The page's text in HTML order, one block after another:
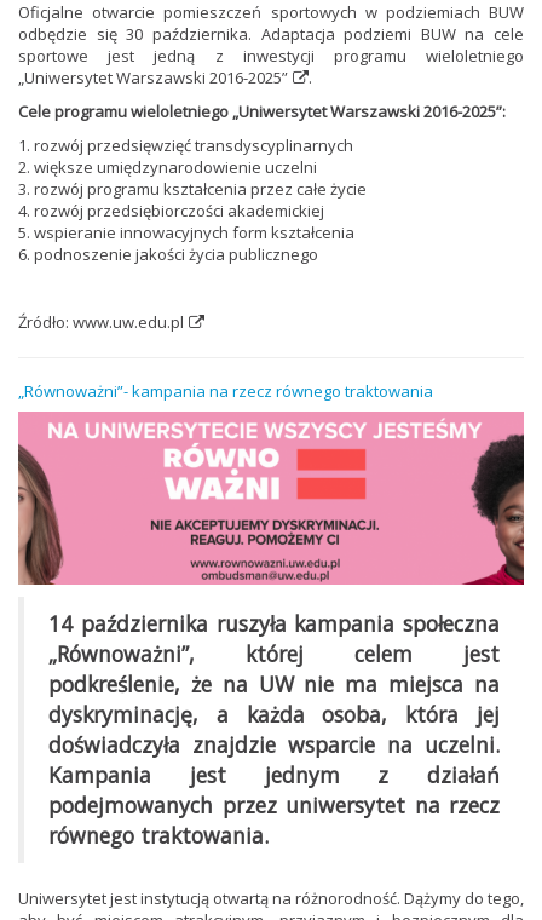
Oficjalne otwarcie pomieszczeń sportowych w podziemiach BUW
odbędzie się 30 października. Adaptacja podziemi BUW na cele
sportowe jest jedną z inwestycji programu wieloletniego
„Uniwersytet Warszawski 2016-2025”
.
Cele programu wieloletniego „Uniwersytet Warszawski 2016-2025”:
1. rozwój przedsięwzięć transdyscyplinarnych
2. większe umiędzynarodowienie uczelni
3. rozwój programu kształcenia przez całe życie
4. rozwój przedsiębiorczości akademickiej
5. wspieranie innowacyjnych form kształcenia
6. podnoszenie jakości życia publicznego
Źródło: www.uw.edu.pl
„Równoważni”- kampania na rzecz równego traktowania
14 października ruszyła kampania społeczna
„Równoważni”, której celem jest
podkreślenie, że na UW nie ma miejsca na
dyskryminację, a każda osoba, która jej
doświadczyła znajdzie wsparcie na uczelni.
Kampania jest jednym z działań
podejmowanych przez uniwersytet na rzecz
równego traktowania.
Uniwersytet jest instytucją otwartą na różnorodność. Dążymy do tego,